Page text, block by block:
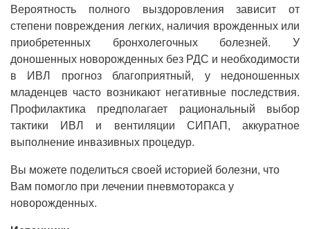
Вероятность полного выздоровления зависит от
степени повреждения легких, наличия врожденных или
приобретенных бронхолегочных болезней. У
доношенных новорожденных без РДС и необходимости
в ИВЛ прогноз благоприятный, у недоношенных
младенцев часто возникают негативные последствия.
Профилактика предполагает рациональный выбор
тактики ИВЛ и вентиляции СИПАП, аккуратное
выполнение инвазивных процедур.
Вы можете поделиться своей историей болезни, что
Вам помогло при лечении пневмоторакса у
новорожденных.